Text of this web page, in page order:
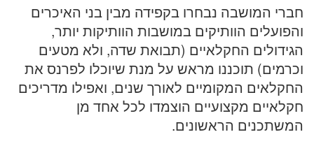
חברי המושבה נבחרו בקפידה מבין בני האיכרים
והפועלים הוותיקים במושבות הוותיקות יותר,
הגידולים החקלאיים (תבואת שדה, ולא מטעים
וכרמים) תוכננו מראש על מנת שיוכלו לפרנס את
החקלאים המקומיים לאורך שנים, ואפילו מדריכים
חקלאיים מקצועיים הוצמדו לכל אחד מן
המשתכנים הראשונים.